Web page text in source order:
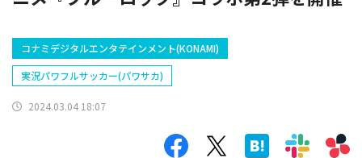
コナミデジタルエンタテインメント(KONAMI)
実況パワフルサッカー(パワサカ)
2024.03.04 18:07